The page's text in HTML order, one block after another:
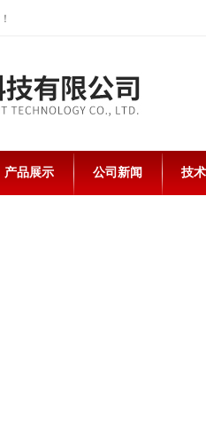
产品展示 公司新闻 技